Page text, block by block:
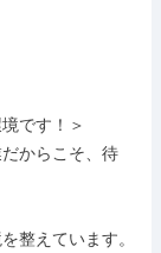
です！＞
からこそ、待
整えています。